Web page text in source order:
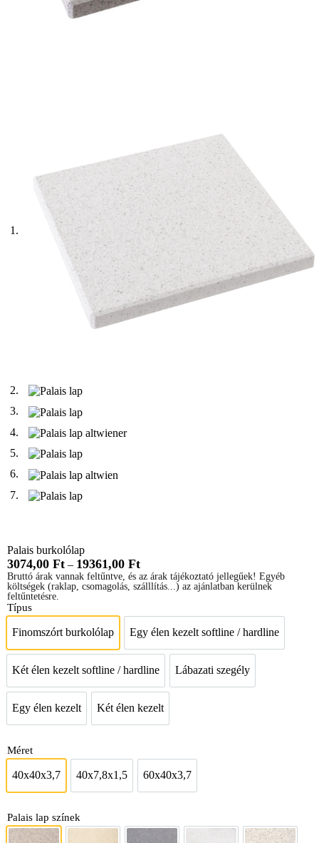
Palais burkolólap
3074,00 Ft – 19361,00 Ft
Bruttó árak vannak feltűntve, és az árak tájékoztató jellegűek! Egyéb
költségek (raklap, csomagolás, szálllítás...) az ajánlatban kerülnek
feltűntetésre.
Típus
Finomszórt burkolólapFinomszórt burkolólapEgy élen kezelt softline / hardline
Egy élen kezelt softline /
Két élen kezelt softline / hardlineKét élen kezelt softline / hardline
Lábazati szegély
Lábazati szegély
Egy élen kezeltEgy élen kezeltKét élen kezelt
Két élen kezelt
Méret
40x40x3,740x40x3,740x7,8x1,540x7,8x1,560x40x3,7
60x40x3,7
Palais lap színek